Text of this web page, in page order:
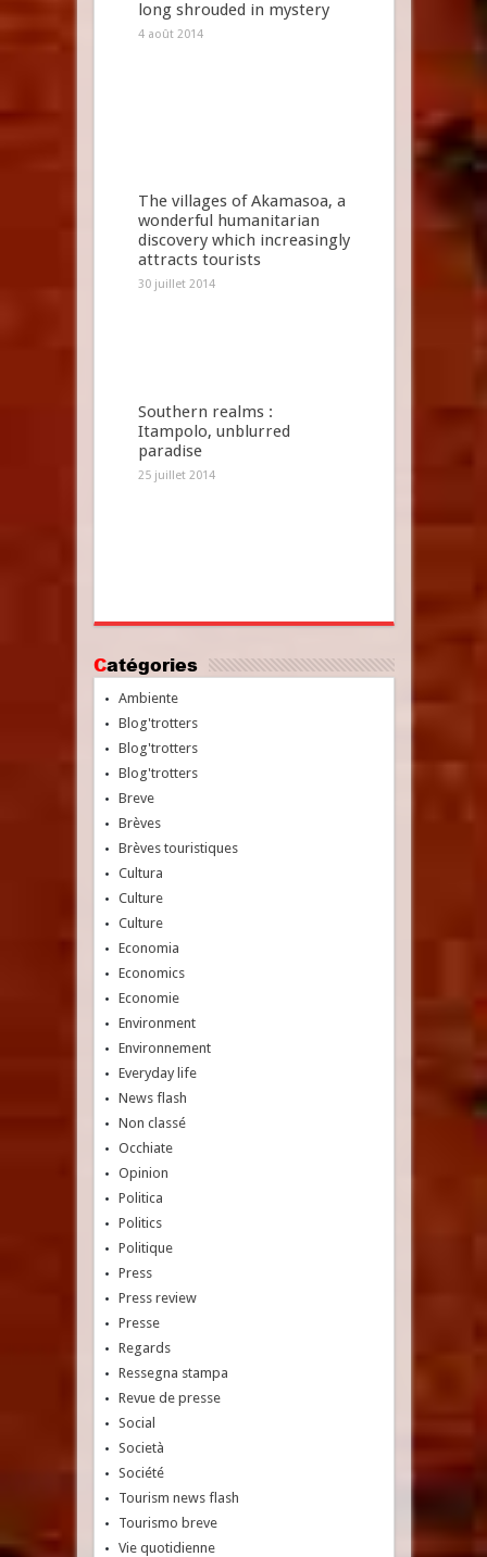
long shrouded in mystery
4 août 2014
The villages of Akamasoa, a
wonderful humanitarian
discovery which increasingly
attracts tourists
30 juillet 2014
Southern realms :
Itampolo, unblurred
paradise
25 juillet 2014
Catégories
Ambiente
Blog'trotters
Blog'trotters
Blog'trotters
Breve
Brèves
Brèves touristiques
Cultura
Culture
Culture
Economia
Economics
Economie
Environment
Environnement
Everyday life
News flash
Non classé
Occhiate
Opinion
Politica
Politics
Politique
Press
Press review
Presse
Regards
Ressegna stampa
Revue de presse
Social
Società
Société
Tourism news flash
Tourismo breve
Vie quotidienne